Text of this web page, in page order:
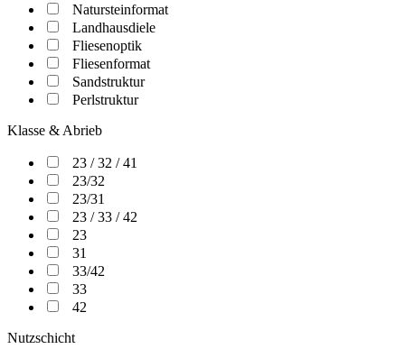
Natursteinformat
Landhausdiele
Fliesenoptik
Fliesenformat
Sandstruktur
Perlstruktur
Klasse & Abrieb
23 / 32 / 41
23/32
23/31
23 / 33 / 42
23
31
33/42
33
42
Nutzschicht